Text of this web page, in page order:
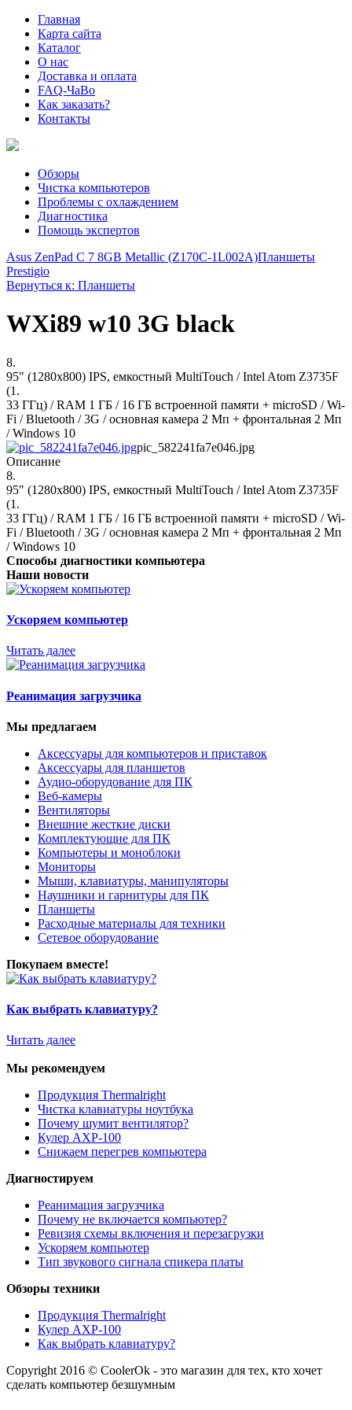
Главная
Карта сайта
Каталог
О нас
Доставка и оплата
FAQ-ЧаВо
Как заказать?
Контакты
Обзоры
Чистка компьютеров
Проблемы с охлаждением
Диагностика
Помощь экспертов
Asus ZenPad C 7 8GB Metallic (Z170C-1L002A)Планшеты
Prestigio
Вернуться к: Планшеты
WXi89 w10 3G black
8.
95" (1280x800) IPS, емкостный MultiTouch / Intel Atom Z3735F
(1.
33 ГГц) / RAM 1 ГБ / 16 ГБ встроенной памяти + microSD / Wi-
Fi / Bluetooth / 3G / основная камера 2 Мп + фронтальная 2 Мп
/ Windows 10
pic_582241fa7e046.jpg
Описание
8.
95" (1280x800) IPS, емкостный MultiTouch / Intel Atom Z3735F
(1.
33 ГГц) / RAM 1 ГБ / 16 ГБ встроенной памяти + microSD / Wi-
Fi / Bluetooth / 3G / основная камера 2 Мп + фронтальная 2 Мп
/ Windows 10
Способы диагностики компьютера
Наши новости
Ускоряем компьютер
Читать далее
Реанимация загрузчика
Мы предлагаем
Аксессуары для компьютеров и приставок
Аксессуары для планшетов
Аудио-оборудование для ПК
Веб-камеры
Вентиляторы
Внешние жесткие диски
Комплектующие для ПК
Компьютеры и моноблоки
Мониторы
Мыши, клавиатуры, манипуляторы
Наушники и гарнитуры для ПК
Планшеты
Расходные материалы для техники
Сетевое оборудование
Покупаем вместе!
Как выбрать клавиатуру?
Читать далее
Мы рекомендуем
Продукция Thermalright
Чистка клавиатуры ноутбука
Почему шумит вентилятор?
Кулер AXP-100
Снижаем перегрев компьютера
Диагностируем
Реанимация загрузчика
Почему не включается компьютер?
Ревизия схемы включения и перезагрузки
Ускоряем компьютер
Тип звукового сигнала спикера платы
Обзоры техники
Продукция Thermalright
Кулер AXP-100
Как выбрать клавиатуру?
Copyright 2016 © CoolerOk - это магазин для тех, кто хочет
сделать компьютер безшумным